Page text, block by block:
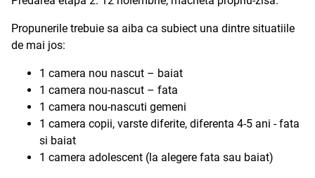
Propunerile trebuie sa aiba ca subiect una dintre situatiile
de mai jos:
1 camera nou nascut – baiat
1 camera nou-nascut – fata
1 camera nou-nascuti gemeni
1 camera copii, varste diferite, diferenta 4-5 ani - fata
si baiat
1 camera adolescent (la alegere fata sau baiat)